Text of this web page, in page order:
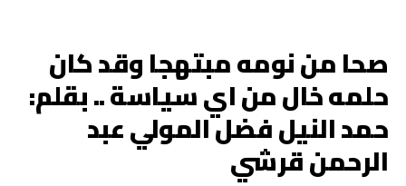
صحا من نومه مبتهجا وقد كان
حلمه خال من اي سياسة .. بقلم:
حمد النيل فضل المولي عبد
الرحمن قرشي